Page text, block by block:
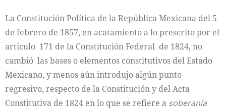
La Constitución Política de la República Mexicana del 5
de febrero de 1857, en acatamiento a lo prescrito por el
artículo 171 de la Constitución Federal de 1824, no
cambió las bases o elementos constitutivos del Estado
Mexicano, y menos aún introdujo algún punto
regresivo, respecto de la Constitución y del Acta
Constitutiva de 1824 en lo que se refiere a soberanía